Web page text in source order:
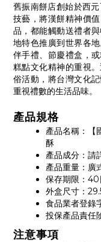
舊振南餅店創始於西
技藝，將漢餅精神價
品，都能觸動送禮者
地特色推廣到世界各
伴手禮、節慶禮盒，
糕點文化精神的重視
俗活動，將台灣文化
重視禮數的生活品味。
產品規格
產品名稱：【
酥
產品成分：請
產品重量：
保存期限：40
外盒尺寸：
食品業者登
投保產品責
注意事項